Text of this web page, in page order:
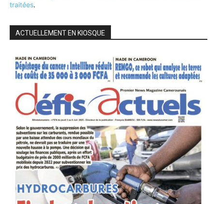
traitées.
ACTUELLEMENT EN KIOSQUE